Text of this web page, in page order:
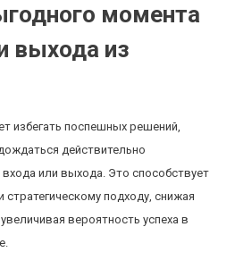
момента
выхода из
избегать поспешных решений,
действительно
или выхода. Это способствует
подходу, снижая
вероятность успеха в